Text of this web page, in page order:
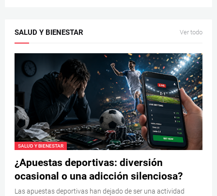
SALUD Y BIENESTAR Ver todo
SALUD Y BIENESTAR
¿Apuestas deportivas: diversión
ocasional o una adicción silenciosa?
Las apuestas deportivas han dejado de ser una actividad